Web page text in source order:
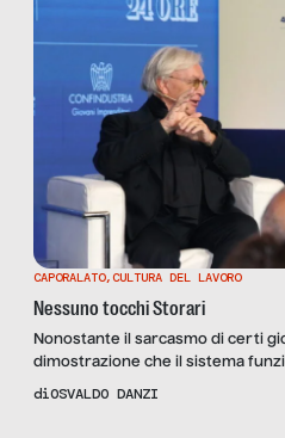
CAPORALATO,CULTURA DEL LAVORO
Nessuno tocchi Storari
Nonostante il sarcasmo di certi
dimostrazione che il sistema
coraggio di applicarlo.
diOSVALDO DANZI